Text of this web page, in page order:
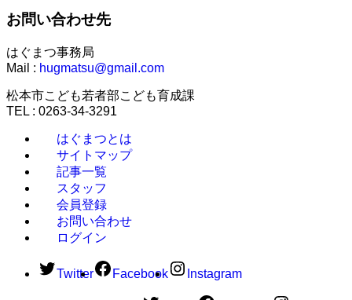
お問い合わせ先
はぐまつ事務局
Mail : hugmatsu@gmail.com
松本市こども若者部こども育成課
TEL : 0263-34-3291
はぐまつとは
サイトマップ
記事一覧
スタッフ
会員登録
お問い合わせ
ログイン
Twitter Facebook Instagram